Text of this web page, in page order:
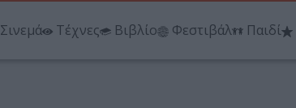
Σινεμά Τέχνες Βιβλίο Φεστιβάλ Παιδί